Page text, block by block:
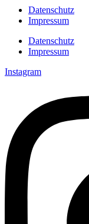
Datenschutz
Impressum
Datenschutz
Impressum
Instagram